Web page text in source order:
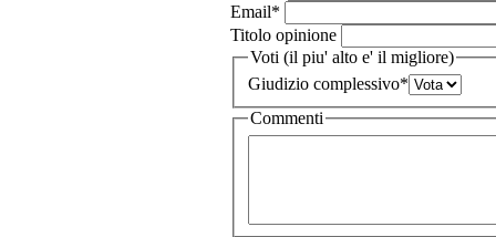
Email*
Titolo opinione
Voti (il piu' alto e' il migliore)
Giudizio complessivo*
Commenti